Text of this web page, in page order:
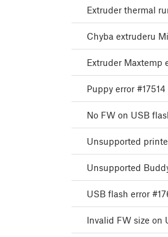
Extruder thermal
Chyba extruderu
Extruder Maxtemp
Puppy error #17514
No FW on USB
Unsupported
Unsupported
USB flash error
Invalid FW size on